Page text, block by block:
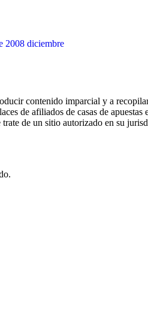
2008 diciembre
contenido imparcial y a
de afiliados de casas de
de un sitio autorizado en su